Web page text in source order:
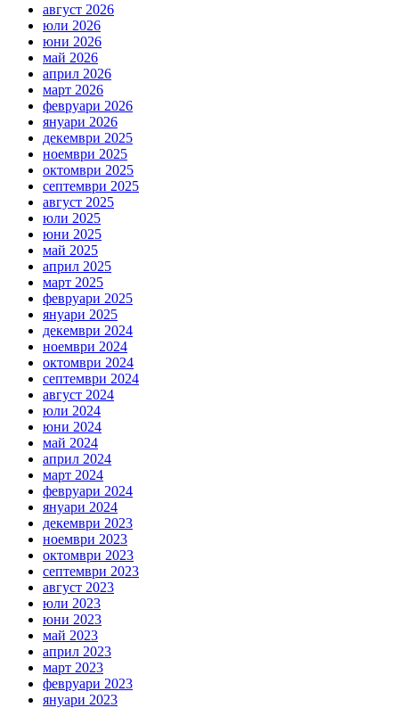
август 2026
юли 2026
юни 2026
май 2026
април 2026
март 2026
февруари 2026
януари 2026
декември 2025
ноември 2025
октомври 2025
септември 2025
август 2025
юли 2025
юни 2025
май 2025
април 2025
март 2025
февруари 2025
януари 2025
декември 2024
ноември 2024
октомври 2024
септември 2024
август 2024
юли 2024
юни 2024
май 2024
април 2024
март 2024
февруари 2024
януари 2024
декември 2023
ноември 2023
октомври 2023
септември 2023
август 2023
юли 2023
юни 2023
май 2023
април 2023
март 2023
февруари 2023
януари 2023